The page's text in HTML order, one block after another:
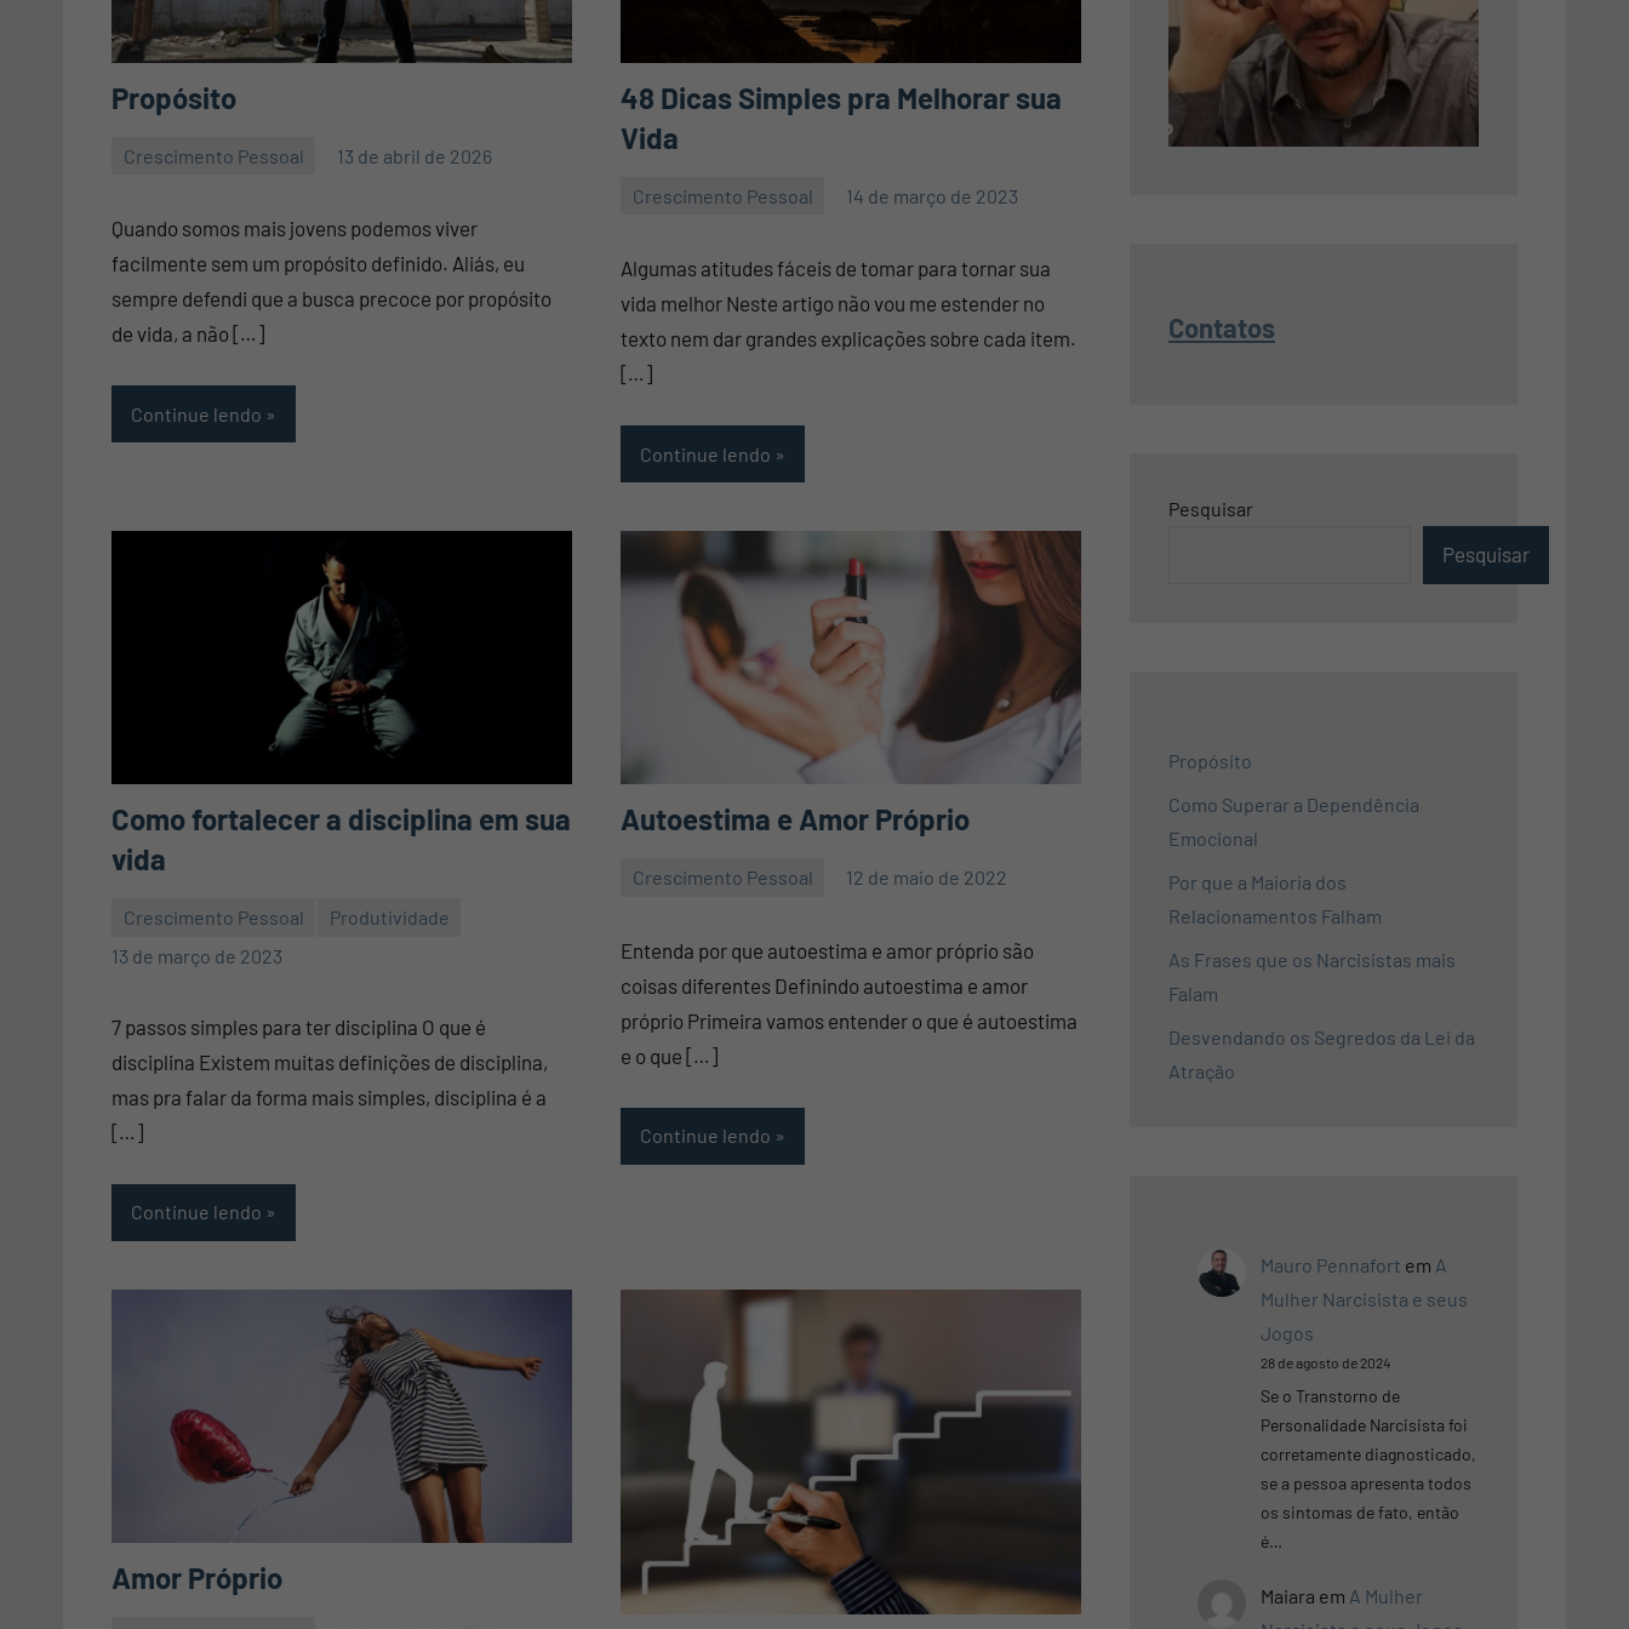
Propósito
Crescimento Pessoal 13 de abril de 2026
Quando somos mais jovens podemos viver
facilmente sem um propósito definido. Aliás, eu
sempre defendi que a busca precoce por propósito
de vida, a não […]
Continue lendo
48 Dicas Simples pra Melhorar sua
Vida
Crescimento Pessoal 14 de março de 2023
Algumas atitudes fáceis de tomar para tornar sua
vida melhor Neste artigo não vou me estender no
texto nem dar grandes explicações sobre cada item.
[…]
Continue lendo
Como fortalecer a disciplina em sua
vida
Crescimento Pessoal
Produtividade
13 de março de 2023
Mauro
2
7 passos simples para ter disciplina O que é
disciplina Existem muitas definições de disciplina,
mas pra falar da forma mais simples, disciplina é a
[…]
Continue lendo
Autoestima e Amor Próprio
Crescimento Pessoal 12 de maio de 2022
Entenda por que autoestima e amor próprio são
coisas diferentes Definindo autoestima e amor
próprio Primeira vamos entender o que é autoestima
e o que […]
Continue lendo
Amor Próprio
Contatos
Pesquisar
Pesquisar
Propósito
Como Superar a Dependência
Emocional
Por que a Maioria dos
Relacionamentos Falham
As Frases que os Narcisistas mais
Falam
Desvendando os Segredos da Lei da
Atração
Mauro Pennafort em A
Mulher Narcisista e seus
Jogos
28 de agosto de 2024
Se o Transtorno de
Personalidade Narcisista foi
corretamente diagnosticado,
se a pessoa apresenta todos
os sintomas de fato, então
é…
Maiara em A Mulher